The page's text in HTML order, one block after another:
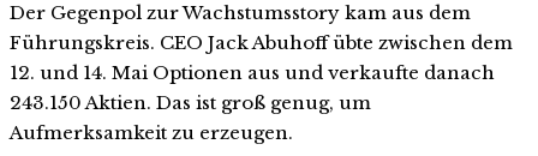
Der Gegenpol zur Wachstumsstory kam aus dem
Führungskreis. CEO Jack Abuhoff übte zwischen dem
12. und 14. Mai Optionen aus und verkaufte danach
243.150 Aktien. Das ist groß genug, um
Aufmerksamkeit zu erzeugen.